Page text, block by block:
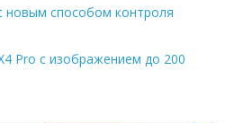
новым способом контроля
Pro с изображением до 200